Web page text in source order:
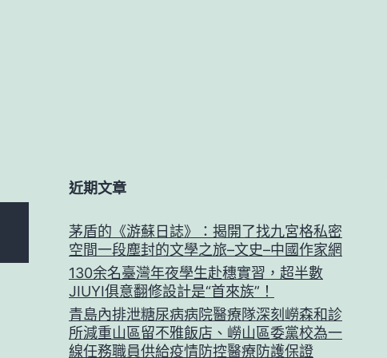
近期文章
茅盾的《游蘇日誌》：揭開了找九宮格私密
空間一段塵封的文學之旅–文史–中國作家網
130余名臺灣年夜學生赴穗實習，超半數
JIUYI俱意翻修設計是“首來族”！
青島內排泄糖尿病病院醫療隊深刻嶗森和診
所減重山區留不雅飯店、嶗山區委黨校為一
線任務職員供給疫情防控醫療防護保證